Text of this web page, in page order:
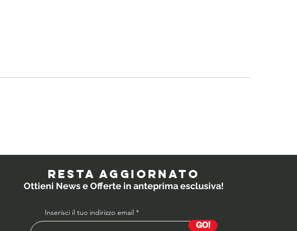
probiotici
medici ai
bambini?
RESTA AGGIORNATO
Ottieni News e Offerte in anteprima esclusiva!
Inserisci il tuo indirizzo email
GO!